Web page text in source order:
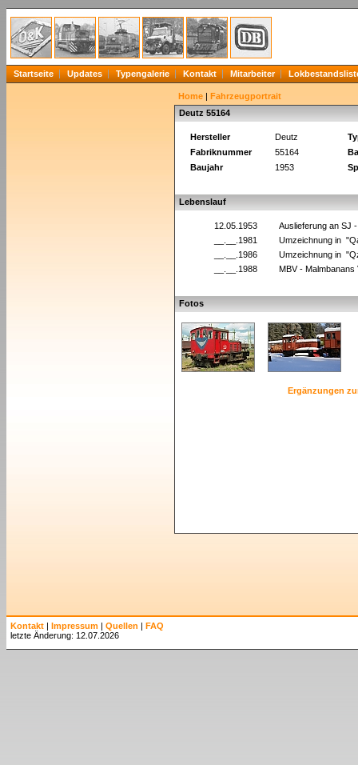
Startseite Updates Typengalerie Kontakt Mitarbeiter
Home | Fahrzeugportrait
Deutz 55164
Hersteller Deutz
Fabriknummer
55164
Baujahr
1953
Lebenslauf
12.05.1953
Auslieferung an SJ
__.__.1981
Umzeichnung in
__.__.1986
Umzeichnung in
__.__.1988
MBV -
Fotos
Ergänzungen
Kontakt | Impressum | Quellen | FAQ
letzte Änderung: 12.07.2026